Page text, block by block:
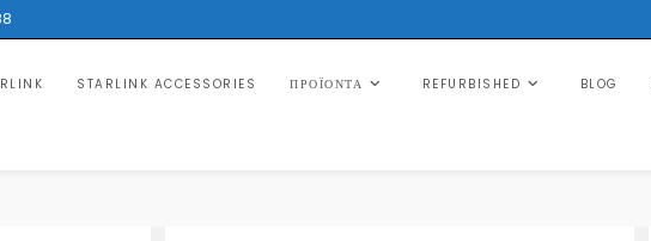
STARLINK ACCESSORIES ΠΡΟΪΌΝΤΑ REFURBISHED BLOG